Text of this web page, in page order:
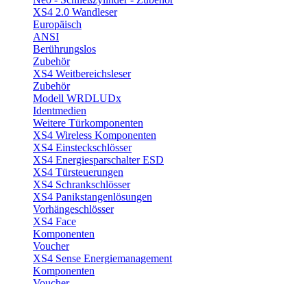
XS4 2.0 Wandleser
Europäisch
ANSI
Berührungslos
Zubehör
XS4 Weitbereichsleser
Zubehör
Modell WRDLUDx
Identmedien
Weitere Türkomponenten
XS4 Wireless Komponenten
XS4 Einsteckschlösser
XS4 Energiesparschalter ESD
XS4 Türsteuerungen
XS4 Schrankschlösser
XS4 Panikstangenlösungen
Vorhängeschlösser
XS4 Face
Komponenten
Voucher
XS4 Sense Energiemanagement
Komponenten